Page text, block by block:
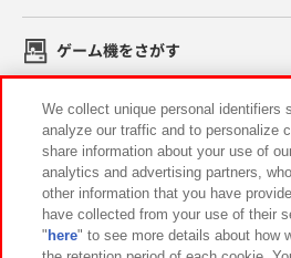
ゲーム機をさがす
スマホ・PCであそぶ
イベント・キャンペーン
We collect unique personal identifiers
analyze our traffic and to personalize
share information about your use of
analytics and advertising partners,
other information that you have
have collected from your use of their
" here" to see more details about how